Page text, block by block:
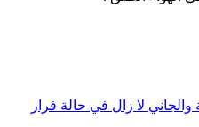
لا زال في حالة فرار